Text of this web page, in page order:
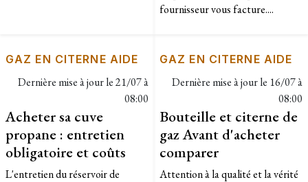
fournisseur vous facture....
GAZ EN CITERNE AIDE
Dernière mise à jour le21/07 à
08:00
Acheter sa cuve
propane : entretien
obligatoire et coûts
L'entretien du réservoir de
GAZ EN CITERNE AIDE
Dernière mise à jour le 16/07 à
08:00
Bouteille et citerne de
gaz Avant d'acheter
comparer
Attention à la qualité et la vérité